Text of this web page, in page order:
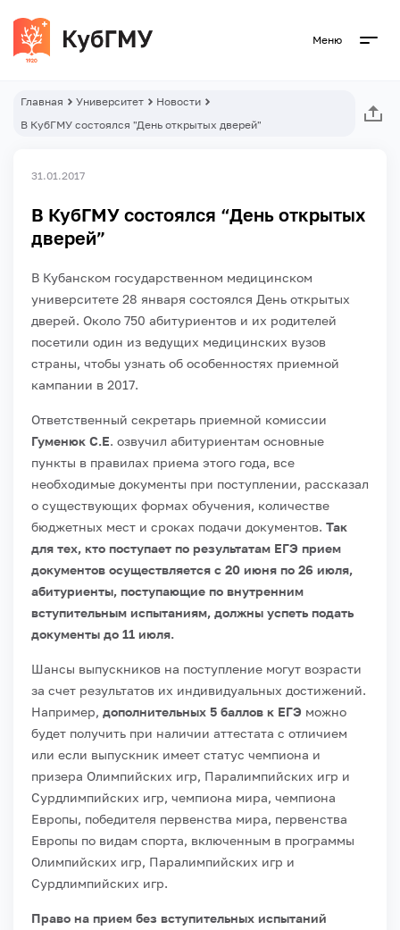
Меню
Главная Университет
Новости
В КубГМУ состоялся "День открытых дверей"
31.01.2017
В КубГМУ состоялся “День открытых
дверей”
В Кубанском государственном медицинском
университете 28 января состоялся День открытых
дверей. Около 750 абитуриентов и их родителей
посетили один из ведущих медицинских вузов
страны, чтобы узнать об особенностях приемной
кампании в 2017.
Ответственный секретарь приемной комиссии
Гуменюк С.Е. озвучил абитуриентам основные
пункты в правилах приема этого года, все
необходимые документы при поступлении, рассказал
о существующих формах обучения, количестве
бюджетных мест и сроках подачи документов. Так
для тех, кто поступает по результатам ЕГЭ прием
документов осуществляется с 20 июня по 26 июля,
абитуриенты, поступающие по внутренним
вступительным испытаниям, должны успеть подать
документы до 11 июля.
Шансы выпускников на поступление могут возрасти
за счет результатов их индивидуальных достижений.
Например, дополнительных 5 баллов к ЕГЭ можно
будет получить при наличии аттестата с отличием
или если выпускник имеет статус чемпиона и
призера Олимпийских игр, Паралимпийских игр и
Сурдлимпийских игр, чемпиона мира, чемпиона
Европы, победителя первенства мира, первенства
Европы по видам спорта, включенным в программы
Олимпийских игр, Паралимпийских игр и
Сурдлимпийских игр.
Право на прием без вступительных испытаний